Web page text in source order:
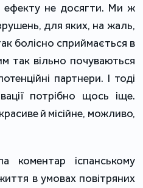
не досягти. Ми ж
для яких, на жаль,
болісно сприймається в
так вільно почуваються
партнери. І тоді
потрібно щось іще.
й місійне, можливо,
іспанському
в умовах повітряних